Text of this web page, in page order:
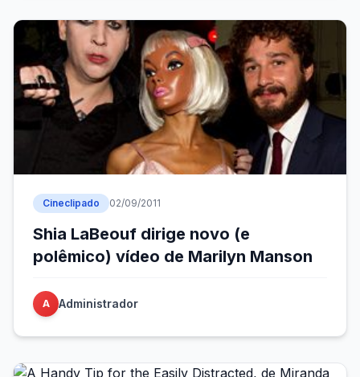
Cineclipado 02/09/2011
Shia LaBeouf dirige novo (e
polêmico) vídeo de Marilyn Manson
A Administrador